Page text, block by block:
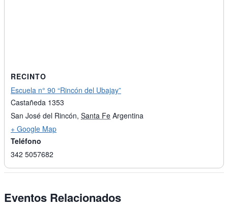
RECINTO
Escuela n° 90 “Rincón del Ubajay”
Castañeda 1353
San José del Rincón, Santa Fe Argentina
+ Google Map
Teléfono
342 5057682
Eventos Relacionados